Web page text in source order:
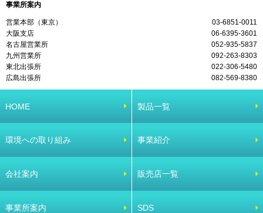
事業所案内
営業本部（東京）
03-6851-0011
大阪支店
06-6395-3601
名古屋営業所
052-935-5837
九州営業所
092-263-8303
東北出張所
022-306-5480
広島出張所
082-569-8380
HOME 製品一覧
環境への取り組み 事業紹介
会社案内 販売店一覧
事業所案内 SDS